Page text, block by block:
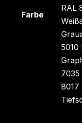
Farbe
RAL
5010
7035
8017